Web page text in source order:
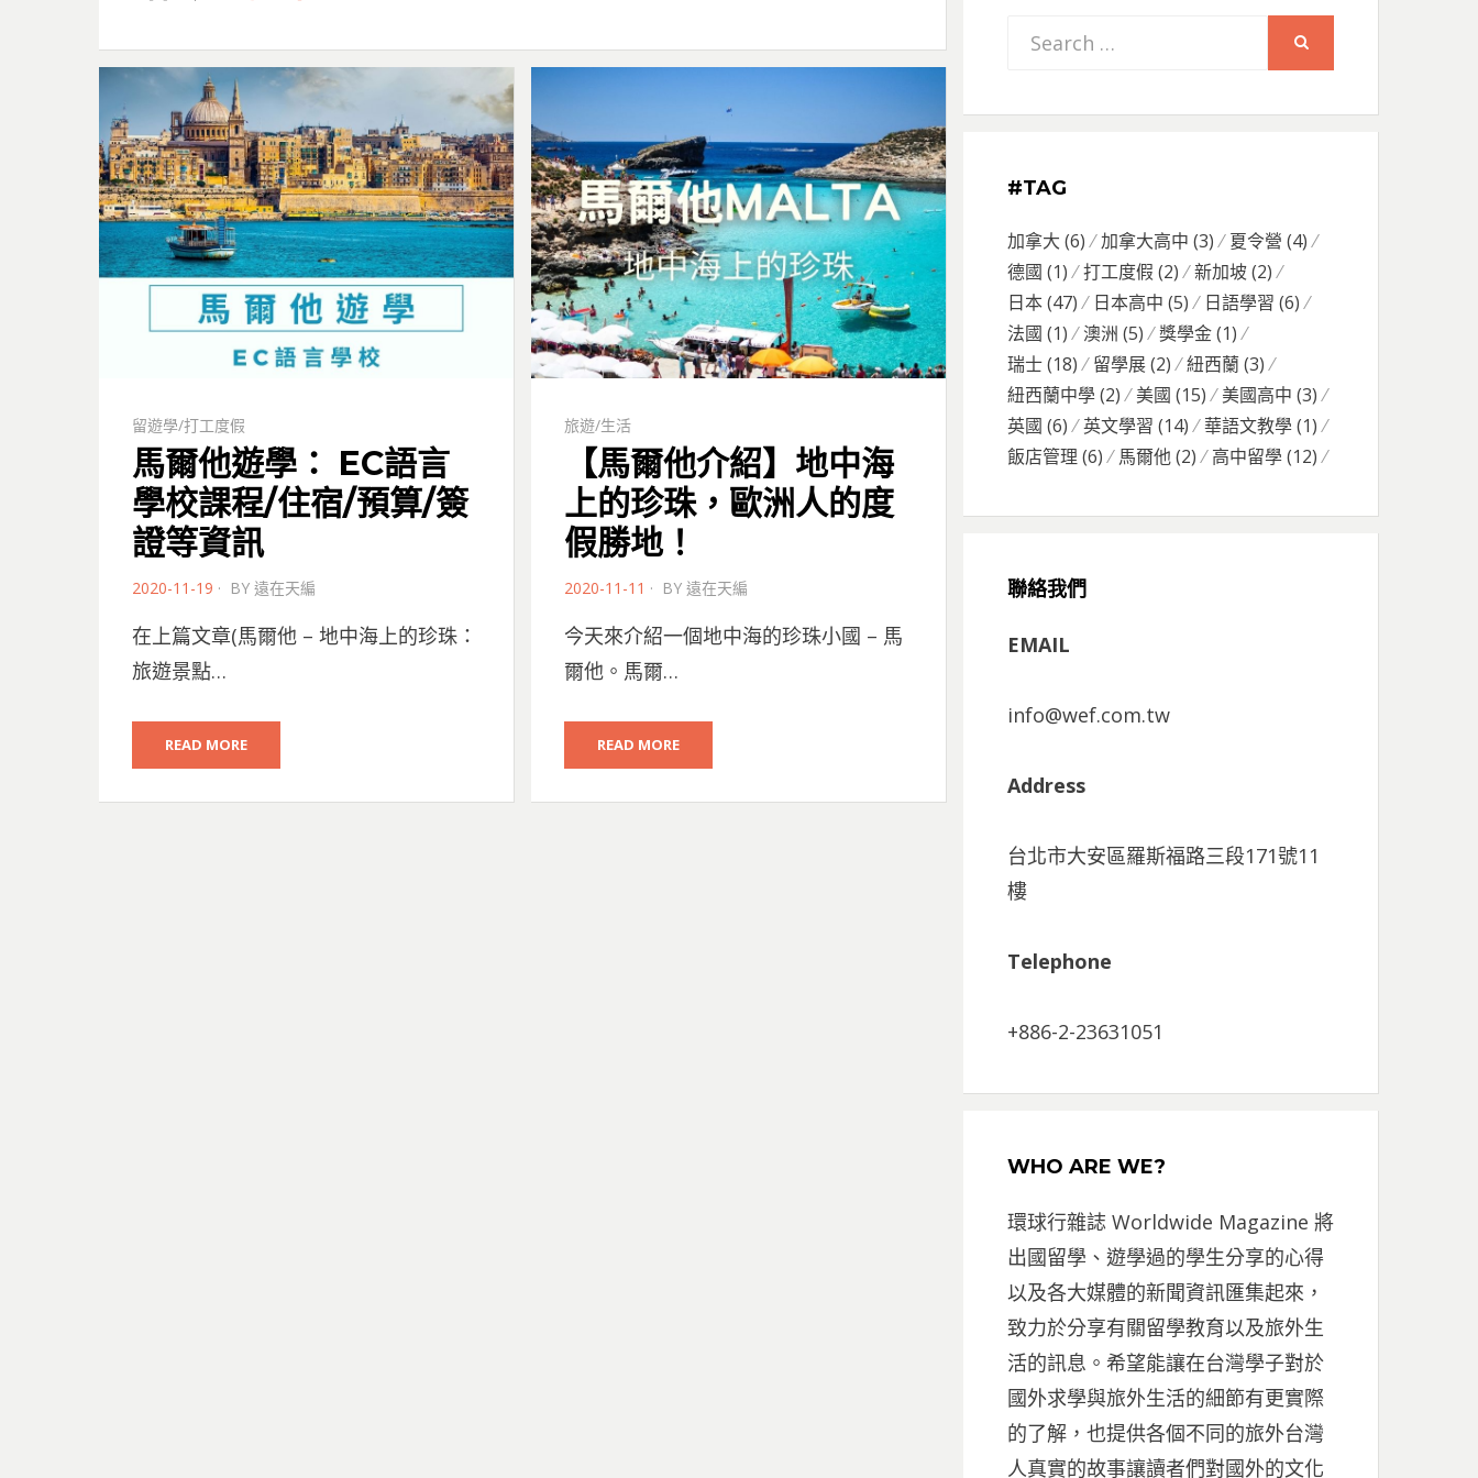
留遊學/打工度假
馬爾他遊學： EC語言
學校課程/住宿/預算/簽
證等資訊
POSTED
2020-11-19 BY 遠在天編
在上篇文章(馬爾他 – 地中海上的珍珠：
旅遊景點…
READ MORE
旅遊/生活
【馬爾他介紹】地中海
上的珍珠，歐洲人的度
假勝地！
POSTED
2020-11-11 BY 遠在天編
今天來介紹一個地中海的珍珠小國 – 馬
爾他。馬爾…
READ MORE
Search
#TAG
加拿大 (6) 加拿大高中 (3) 夏令營 (4)
德國 (1) 打工度假 (2) 新加坡(2)
日本(47) 日本高中 (5) 日語學習 (6)
法國 (1) 澳洲 (5) 獎學金(1)
瑞士(18) 留學展(2) 紐西蘭(3)
紐西蘭中學(2) 美國 (15) 美國高中 (3)
英國 (6) 英文學習 (14) 華語文教學(1)
飯店管理 (6) 馬爾他(2) 高中留學(12)
聯絡我們
EMAIL
info@wef.com.tw
Address
台北市大安區羅斯福路三段171號11
樓
Telephone
+886-2-23631051
WHO ARE WE?
環球行雜誌 Worldwide Magazine 將
出國留學、遊學過的學生分享的心得
以及各大媒體的新聞資訊匯集起來，
致力於分享有關留學教育以及旅外生
活的訊息。希望能讓在台灣學子對於
國外求學與旅外生活的細節有更實際
的了解，也提供各個不同的旅外台灣
人真實的故事讓讀者們對國外的文化